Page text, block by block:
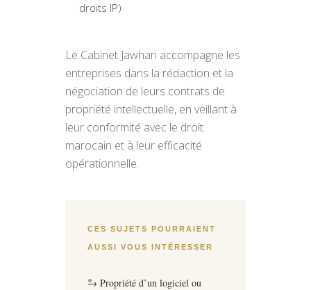
droits IP)
Le Cabinet Jawhari accompagne les
entreprises dans la rédaction et la
négociation de leurs contrats de
propriété intellectuelle, en veillant à
leur conformité avec le droit
marocain et à leur efficacité
opérationnelle.
CES SUJETS POURRAIENT
AUSSI VOUS INTÉRESSER
→ Propriété d’un logiciel ou